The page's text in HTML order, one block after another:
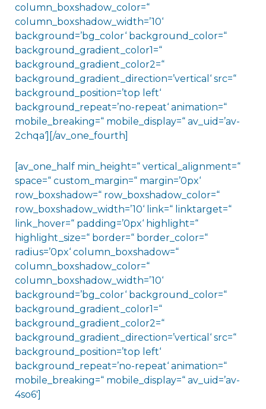
column_boxshadow_color=“
column_boxshadow_width=’10‘
background=’bg_color‘ background_color=“
background_gradient_color1=“
background_gradient_color2=“
background_gradient_direction=’vertical‘ src=“
background_position=’top left‘
background_repeat=’no-repeat‘ animation=“
mobile_breaking=“ mobile_display=“ av_uid=’av-
2chqa‘][/av_one_fourth]
[av_one_half min_height=“ vertical_alignment=“
space=“ custom_margin=“ margin=’0px‘
row_boxshadow=“ row_boxshadow_color=“
row_boxshadow_width=’10‘ link=“ linktarget=“
link_hover=“ padding=’0px‘ highlight=“
highlight_size=“ border=“ border_color=“
radius=’0px‘ column_boxshadow=“
column_boxshadow_color=“
column_boxshadow_width=’10‘
background=’bg_color‘ background_color=“
background_gradient_color1=“
background_gradient_color2=“
background_gradient_direction=’vertical‘ src=“
background_position=’top left‘
background_repeat=’no-repeat‘ animation=“
mobile_breaking=“ mobile_display=“ av_uid=’av-
4so6′]